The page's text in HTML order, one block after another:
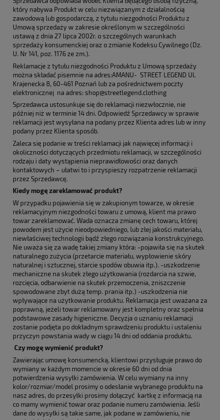
który nabywa Produkt w celu niezwiązanym z działalnością
zawodową lub gospodarczą, z tytułu niezgodności Produktu z
Umową sprzedaży w zakresie określonym w szczególności
ustawą z dnia 27 lipca 2002r. o szczególnych warunkach
sprzedaży konsumenckiej oraz o zmianie Kodeksu Cywilnego (Dz.
U. Nr 141, poz. 1176 ze zm.).
Reklamacje z tytułu niezgodności Produktu z Umową sprzedaży
można składać pisemnie na adres:AMANU- STREET LEGEND Ul.
Krajenecka 8, 60-461 Poznań lub za pośrednictwem poczty
elektronicznej na adres: shop@streetlegend.clothing
Sprzedawca ustosunkuje się do reklamacji niezwłocznie, nie
później niż w terminie 14 dni. Odpowiedź Sprzedawcy w sprawie
reklamacji jest wysyłana na podany przez Klienta adres lub w inny
podany przez Klienta sposób.
Zaleca się podanie w treści reklamacji jak najwięcej informacji i
okoliczności dotyczących przedmiotu reklamacji, w szczególności
rodzaju i daty wystąpienia nieprawidłowości oraz danych
kontaktowych – ułatwi to i przyspieszy rozpatrzenie reklamacji
przez Sprzedawcę.
Kiedy mogę zareklamować produkt?
W przypadku pojawienia się w zakupionym towarze, w okresie
reklamacyjnym niezgodności towaru z umową, klient ma prawo
towar zareklamować. Wada oznacza zmianę cech towaru, której
powodem jest użycie nieodpowiedniego, lub złej jakości materiału,
niewłaściwej technologii bądź złego rozwiązania konstrukcyjnego.
Nie uważa się za wadę takiej zmiany która: -pojawiła się na skutek
naturalnego zużycia (przetarcie materiału, wypłowienie skóry
naturalnej i sztucznej, starcie spodów obuwia itp.). -uszkodzenie
mechaniczne na skutek złego użytkowania (rozdarcia na szwie,
rozcięcia, odbarwienie na skutek przemoczenia, zniszczenie
spowodowane zbyt dużą temp. prania itp.) -uszkodzenia nie
wpływające na użytkowanie produktu. Reklamacja jest uważana za
poprawną, jeżeli towar reklamowany jest kompletny oraz spełnia
podstawowe zasady higieniczne. Decyzja o uznaniu reklamacji
zostanie podjęta po dokładnym sprawdzeniu produktu i ustaleniu
przyczyn powstania wady w ciągu 14 dni od oddania produktu.
Czy mogę wymienić produkt?
Zawierając umowę konsumencką, klientowi przysługuje prawo do
wymiany w każdym momencie w okresie 60 dni od dnia
potwierdzenia wysyłki zamówienia. W celu wymiany na inny
kolor/rozmiar/model prosimy o odesłanie wybranego produktu na
nasz adres, do przesyłki prosimy dołączyć kartkę z informacją na
co mamy wymienić towar oraz podanie numeru zamówienia. Jeśli
dane do wysyłki są takie same, jak podane w zamówieniu, nie